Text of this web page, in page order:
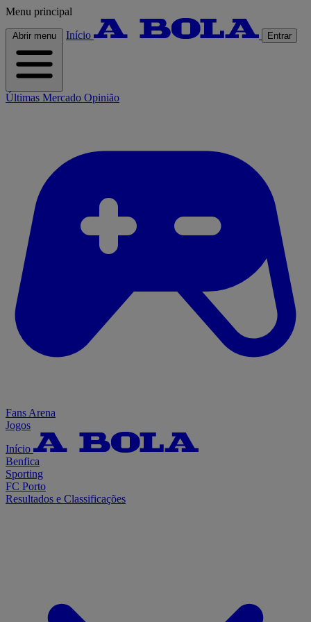
Menu principal
Abrir menu Início Entrar
Últimas Mercado Opinião
Fans Arena
Jogos
Início
Benfica
Sporting
FC Porto
Resultados e Classificações